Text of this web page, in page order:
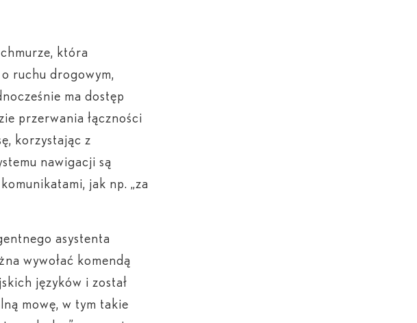
która
ruchu drogowym,
ma dostęp
przerwania łączności
korzystając z
nawigacji są
jak np. „za
asystenta
wywołać komendą
języków i został
mowę, w tym takie